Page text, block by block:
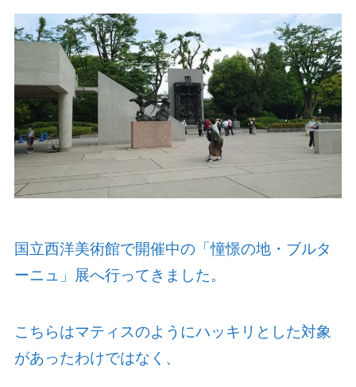
国立西洋美術館で開催中の「憧憬の地・ブルタ
ーニュ」展へ行ってきました。
こちらはマティスのようにハッキリとした対象
があったわけではなく、